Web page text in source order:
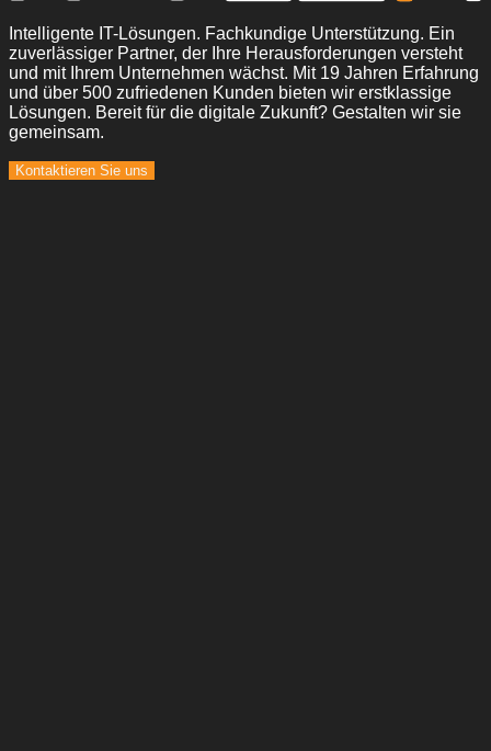
Intelligente IT-Lösungen. Fachkundige Unterstützung. Ein
zuverlässiger Partner, der Ihre Herausforderungen versteht
und mit Ihrem Unternehmen wächst. Mit 19 Jahren Erfahrung
und über 500 zufriedenen Kunden bieten wir erstklassige
Lösungen. Bereit für die digitale Zukunft? Gestalten wir sie
gemeinsam.
Kontaktieren Sie uns